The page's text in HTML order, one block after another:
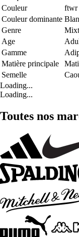
Couleur
ftwr
Couleur dominante
Genre
Age
Gamme
Matière principale
Semelle
Loading...
Loading...
Toutes nos